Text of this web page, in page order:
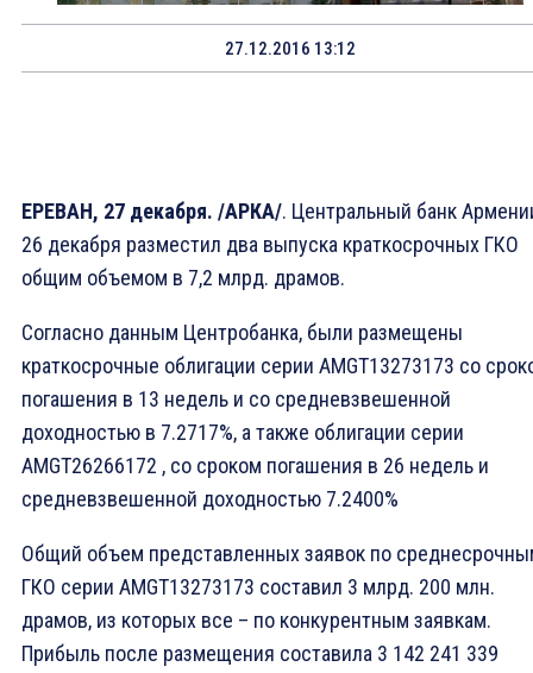
27.12.2016 13:12
ЕРЕВАН, 27 декабря. /АРКА/. Центральный банк
26 декабря разместил два выпуска краткосрочных ГКО
общим объемом в 7,2 млрд. драмов.
Согласно данным Центробанка, были размещены
краткосрочные облигации серии AMGT13273173 со
погашения в 13 недель и со средневзвешенной
доходностью в 7.2717%, а также облигации серии
AMGT26266172 , со сроком погашения в 26 недель и
средневзвешенной доходностью 7.2400%
Общий объем представленных заявок по
ГКО серии AMGT13273173 составил 3 млрд. 200 млн.
драмов, из которых все – по конкурентным заявкам.
Прибыль после размещения составила 3 142 241 339